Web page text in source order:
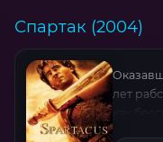
Спартак (2004)
лет